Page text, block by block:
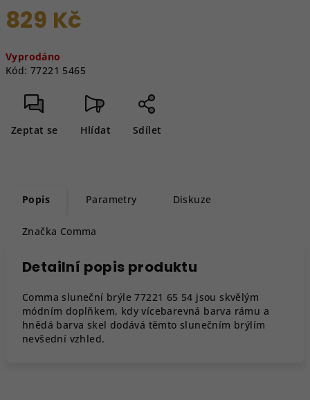
829 Kč
cena:
Vyprodáno
Kód: 77221 5465
Zeptat se Hlídat Sdílet
Popis Parametry Diskuze
Značka Comma
Detailní popis produktu
Comma sluneční brýle 77221 65 54 jsou skvělým
módním doplňkem, kdy vícebarevná barva rámu a
hnědá barva skel dodává těmto slunečním brýlím
nevšední vzhled.